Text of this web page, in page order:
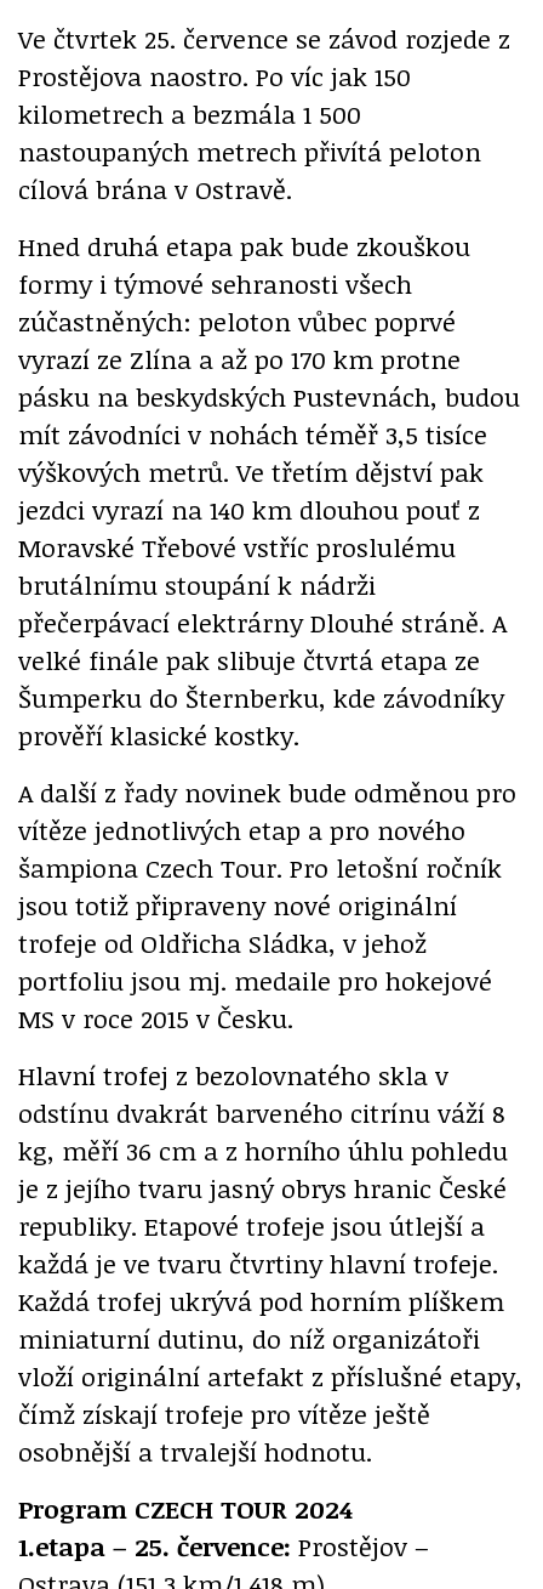
Ve čtvrtek 25. července se závod rozjede z
Prostějova naostro. Po víc jak 150
kilometrech a bezmála 1 500
nastoupaných metrech přivítá peloton
cílová brána v Ostravě.
Hned druhá etapa pak bude zkouškou
formy i týmové sehranosti všech
zúčastněných: peloton vůbec poprvé
vyrazí ze Zlína a až po 170 km protne
pásku na beskydských Pustevnách, budou
mít závodníci v nohách téměř 3,5 tisíce
výškových metrů. Ve třetím dějství pak
jezdci vyrazí na 140 km dlouhou pouť z
Moravské Třebové vstříc proslulému
brutálnímu stoupání k nádrži
přečerpávací elektrárny Dlouhé stráně. A
velké finále pak slibuje čtvrtá etapa ze
Šumperku do Šternberku, kde závodníky
prověří klasické kostky.
A další z řady novinek bude odměnou pro
vítěze jednotlivých etap a pro nového
šampiona Czech Tour. Pro letošní ročník
jsou totiž připraveny nové originální
trofeje od Oldřicha Sládka, v jehož
portfoliu jsou mj. medaile pro hokejové
MS v roce 2015 v Česku.
Hlavní trofej z bezolovnatého skla v
odstínu dvakrát barveného citrínu váží 8
kg, měří 36 cm a z horního úhlu pohledu
je z jejího tvaru jasný obrys hranic České
republiky. Etapové trofeje jsou útlejší a
každá je ve tvaru čtvrtiny hlavní trofeje.
Každá trofej ukrývá pod horním plíškem
miniaturní dutinu, do níž organizátoři
vloží originální artefakt z příslušné etapy,
čímž získají trofeje pro vítěze ještě
osobnější a trvalejší hodnotu.
Program CZECH TOUR 2024
1.etapa – 25. července: Prostějov –